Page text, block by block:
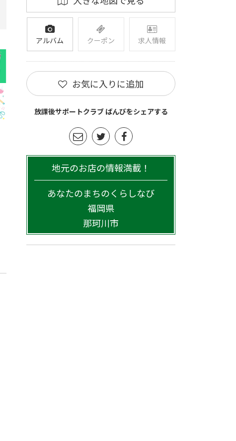
アルバム クーポン 求人情報
お気に入りに追加
放課後サポートクラブ ばんびをシェアする
地元のお店の情報満載！
あなたのまちのくらしなび
福岡県
那珂川市